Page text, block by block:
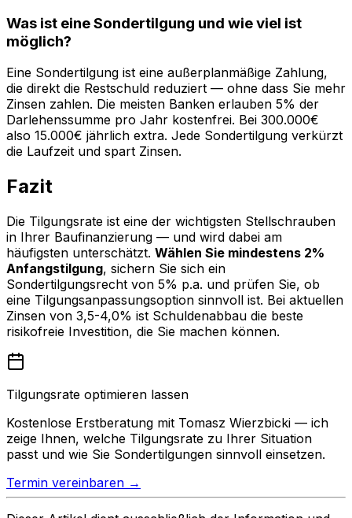
Was ist eine Sondertilgung und wie viel ist
möglich?
Eine Sondertilgung ist eine außerplanmäßige Zahlung,
die direkt die Restschuld reduziert — ohne dass Sie mehr
Zinsen zahlen. Die meisten Banken erlauben 5% der
Darlehenssumme pro Jahr kostenfrei. Bei 300.000€
also 15.000€ jährlich extra. Jede Sondertilgung verkürzt
die Laufzeit und spart Zinsen.
Fazit
Die Tilgungsrate ist eine der wichtigsten Stellschrauben
in Ihrer Baufinanzierung — und wird dabei am
häufigsten unterschätzt. Wählen Sie mindestens 2%
Anfangstilgung, sichern Sie sich ein
Sondertilgungsrecht von 5% p.a. und prüfen Sie, ob
eine Tilgungsanpassungsoption sinnvoll ist. Bei aktuellen
Zinsen von 3,5-4,0% ist Schuldenabbau die beste
risikofreie Investition, die Sie machen können.
Tilgungsrate optimieren lassen
Kostenlose Erstberatung mit Tomasz Wierzbicki — ich
zeige Ihnen, welche Tilgungsrate zu Ihrer Situation
passt und wie Sie Sondertilgungen sinnvoll einsetzen.
Termin vereinbaren →